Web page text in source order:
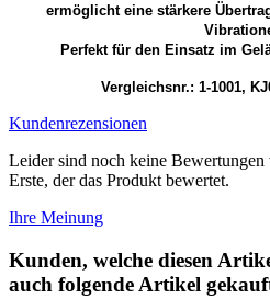
ermöglicht eine stärkere
Perfekt für den Einsatz im
Vergleichsnr.: 1-1001,
Kundenrezensionen
Leider sind noch keine Bewertungen
Erste, der das Produkt bewertet.
Ihre Meinung
Kunden, welche diesen
auch folgende Artikel